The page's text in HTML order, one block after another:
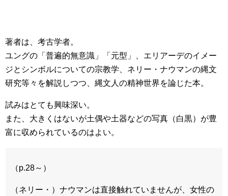
著者は、考古学者。
ユングの「普遍的無意識」「元型」、エリアーデのイメー
ジとシンボルについての宗教学、ネリー・ナウマンの縄文
研究等々を解説しつつ、縄文人の精神世界を論じた本。
試みはとても興味深い。
また、大きくはないが土偶や土器などの写真（白黒）が豊
富に収められているのはよい。
（p.28～）
（ネリー・）ナウマンは直接触れていませんが、女性の